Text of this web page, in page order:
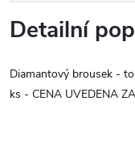
Detailní
Diamantový brousek -
ks - CENA UVEDENA